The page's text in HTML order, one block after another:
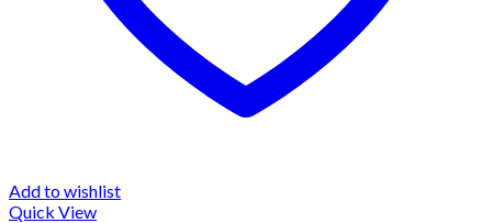
Add to wishlist
Quick View